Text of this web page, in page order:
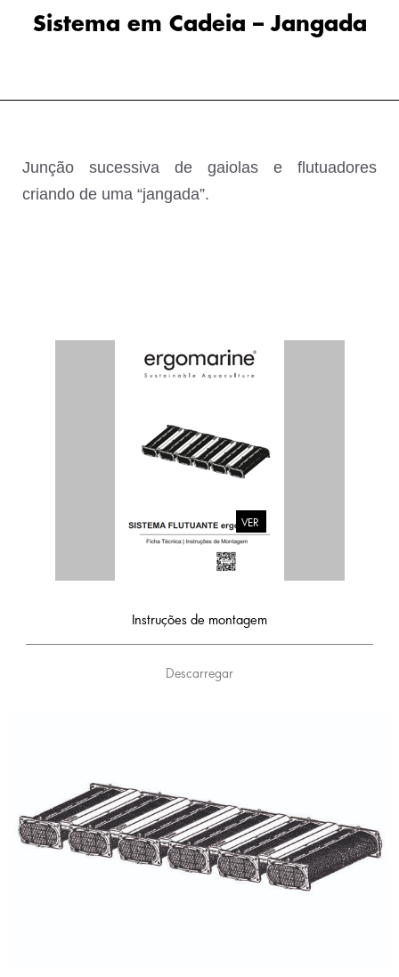
Sistema em Cadeia – Jangada
Junção sucessiva de gaiolas e flutuadores
criando de uma “jangada”.
VER
Instruções de montagem
Descarregar